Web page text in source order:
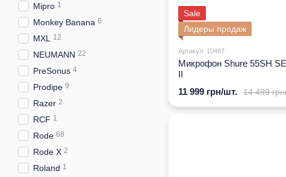
Sale
Лидеры продаж
Артикул: 10487
Микрофон Shure 55SH
II
14 499
11 999 грн/шт.
Mipro 1
Monkey Banana 6
MXL 12
NEUMANN 22
PreSonus 4
Prodipe 9
Razer 2
RCF 1
Rode 68
Rode X 2
Roland 1